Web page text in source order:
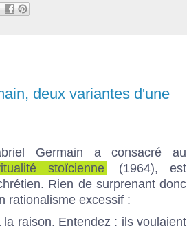
deux variantes d'une
Germain a consacré au
stoïcienne
(1964), est
Rien de surprenant donc
rationalisme excessif :
raison. Entendez : ils voulaient